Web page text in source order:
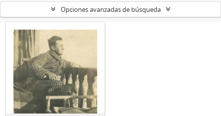
Opciones avanzadas de búsqueda